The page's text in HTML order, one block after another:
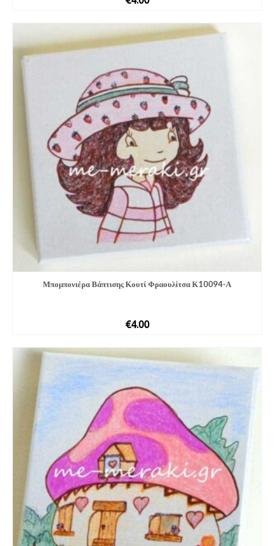
Μπομπονιέ­ρα Βάπτισης Κουτί Φραουλίτσα Κ10094-Α
€4.00